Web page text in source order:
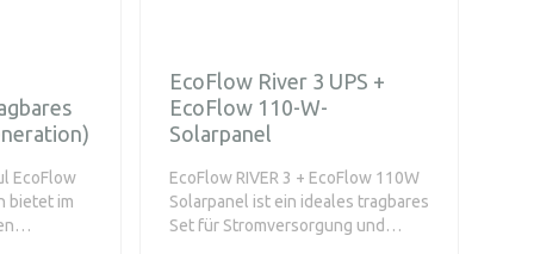
EcoFlow
bietet im
EcoFlow River 3 UPS +
EcoFlow 110-W-
Solarpanel
EcoFlow RIVER 3 + EcoFlow 110W
Solarpanel ist ein ideales tragbares
Set für Stromversorgung und